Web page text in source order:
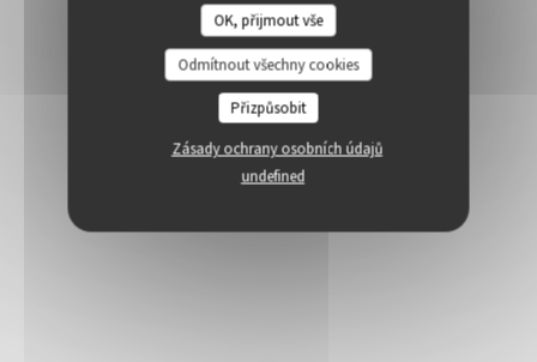
OK, přijmout vše
Odmítnout všechny cookies
Přizpůsobit
Zásady ochrany osobních údajů
undefined